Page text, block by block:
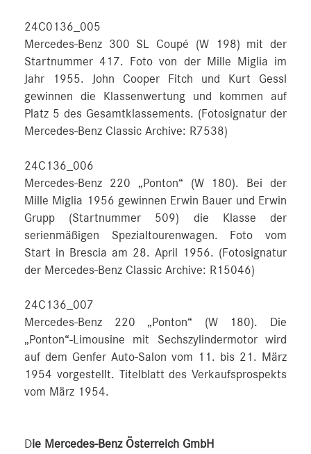
24C0136_005
Mercedes-Benz 300 SL Coupé (W 198) mit der
Startnummer 417. Foto von der Mille Miglia im
Jahr 1955. John Cooper Fitch und Kurt Gessl
gewinnen die Klassenwertung und kommen auf
Platz 5 des Gesamtklassements. (Fotosignatur der
Mercedes-Benz Classic Archive: R7538)
24C136_006
Mercedes-Benz 220 „Ponton“ (W 180). Bei der
Mille Miglia 1956 gewinnen Erwin Bauer und Erwin
Grupp (Startnummer 509) die Klasse der
serienmäßigen Spezialtourenwagen. Foto vom
Start in Brescia am 28. April 1956. (Fotosignatur
der Mercedes-Benz Classic Archive: R15046)
24C136_007
Mercedes-Benz 220 „Ponton“ (W 180). Die
„Ponton“-Limousine mit Sechszylindermotor wird
auf dem Genfer Auto-Salon vom 11. bis 21. März
1954 vorgestellt. Titelblatt des Verkaufsprospekts
vom März 1954.
Die Mercedes-Benz Österreich GmbH